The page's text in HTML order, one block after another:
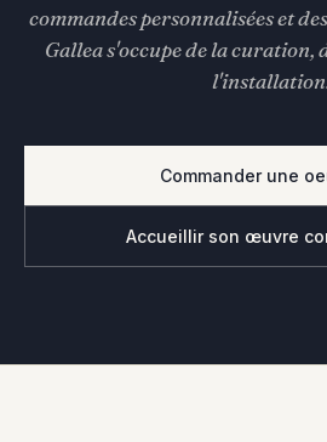
commandes personnalisées et
Gallea s'occupe de la curation,
Commander une
Accueillir son œuvre